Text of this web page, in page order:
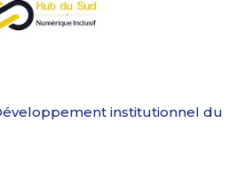
institutionnel du